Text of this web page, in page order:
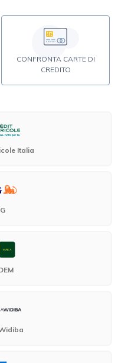
CONFRONTA CARTE DI
CREDITO
Italia